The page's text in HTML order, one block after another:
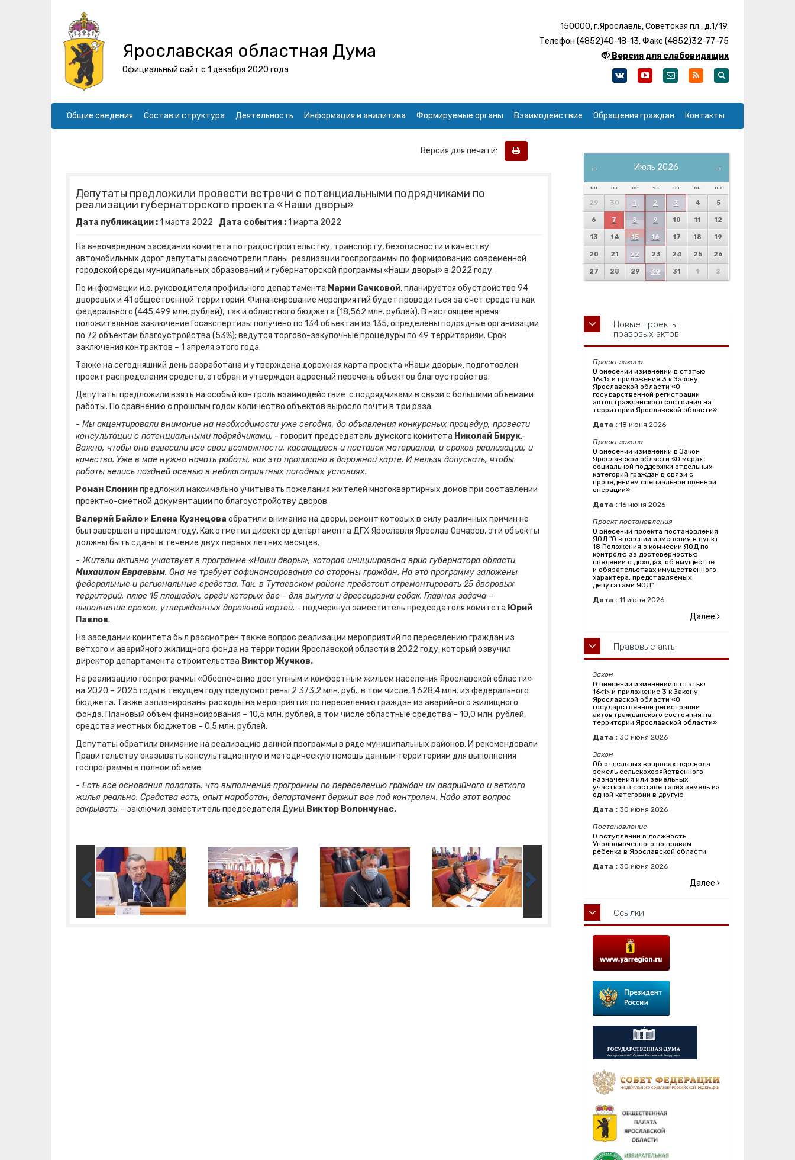
Ярославская областная Дума
Официальный сайт с 1 декабря 2020 года
150000, г.Ярославль, Советская пл., д.1/19.
Телефон (4852)40-18-13, Факс (4852)32-77-75
Версия для слабовидящих
Общие сведения Состав и структура Деятельность Информация и аналитика Формируемые органы Взаимодействие Обращения граждан Контакты
Версия для печати:
Депутаты предложили провести встречи с потенциальными подрядчиками по
реализации губернаторского проекта «Наши дворы»
Дата публикации :1 марта 2022 Дата события :1 марта 2022
На внеочередном заседании комитета по градостроительству, транспорту, безопасности и качеству
автомобильных дорог депутаты рассмотрели планы реализации госпрограммы по формированию современной
городской среды муниципальных образований и губернаторской программы «Наши дворы» в 2022 году.
По информации и.о. руководителя профильного департамента Марии Сачковой, планируется обустройство 94
дворовых и 41 общественной территорий. Финансирование мероприятий будет проводиться за счет средств как
федерального (445,499 млн. рублей), так и областного бюджета (18,562 млн. рублей). В настоящее время
положительное заключение Госэкспертизы получено по 134 объектам из 135, определены подрядные организации
по 72 объектам благоустройства (53%); ведутся торгово-закупочные процедуры по 49 территориям. Срок
заключения контрактов – 1 апреля этого года.
Также на сегодняшний день разработана и утверждена дорожная карта проекта «Наши дворы», подготовлен
проект распределения средств, отобран и утвержден адресный перечень объектов благоустройства.
Депутаты предложили взять на особый контроль взаимодействие с подрядчиками в связи с большими объемами
работы. По сравнению с прошлым годом количество объектов выросло почти в три раза.
- Мы акцентировали внимание на необходимости уже сегодня, до объявления конкурсных процедур, провести
консультации с потенциальными подрядчиками, - говорит председатель думского комитета Николай Бирук.-
Важно, чтобы они взвесили все свои возможности, касающиеся и поставок материалов, и сроков реализации, и
качества. Уже в мае нужно начать работы, как это прописано в дорожной карте. И нельзя допускать, чтобы
работы велись поздней осенью в неблагоприятных погодных условиях.
Роман Слонинпредложил максимально учитывать пожелания жителей многоквартирных домов при составлении
проектно-сметной документации по благоустройству дворов.
Валерий Байлои Елена Кузнецова обратили внимание на дворы, ремонт которых в силу различных причин не
был завершен в прошлом году. Как отметил директор департамента ДГХ Ярославля Ярослав Овчаров, эти объекты
должны быть сданы в течение двух первых летних месяцев.
- Жители активно участвует в программе «Наши дворы», которая инициирована врио губернатора области
Михаилом Евраевым. Она не требует софинансирования со стороны граждан. На это программу заложены
федеральные и региональные средства. Так, в Тутаевском районе предстоит отремонтировать 25 дворовых
территорий, плюс 15 площадок, среди которых две - для выгула и дрессировки собак. Главная задача –
выполнение сроков, утвержденных дорожной картой, - подчеркнул заместитель председателя комитета Юрий
Павлов.
На заседании комитета был рассмотрен также вопрос реализации мероприятий по переселению граждан из
ветхого и аварийного жилищного фонда на территории Ярославской области в 2022 году, который озвучил
директор департамента строительства Виктор Жучков.
На реализацию госпрограммы «Обеспечение доступным и комфортным жильем населения Ярославской области»
на 2020 – 2025 годы в текущем году предусмотрены 2 373,2 млн. руб., в том числе, 1 628,4 млн. из федерального
бюджета. Также запланированы расходы на мероприятия по переселению граждан из аварийного жилищного
фонда. Плановый объем финансирования – 10,5 млн. рублей, в том числе областные средства – 10,0 млн. рублей,
средства местных бюджетов – 0,5 млн. рублей.
Депутаты обратили внимание на реализацию данной программы в ряде муниципальных районов. И рекомендовали
Правительству оказывать консультационную и методическую помощь данным территориям для выполнения
госпрограммы в полном объеме.
- Есть все основания полагать, что выполнение программы по переселению граждан их аварийного и ветхого
жилья реально. Средства есть, опыт наработан, департамент держит все под контролем. Надо этот вопрос
закрывать, - заключил заместитель председателя Думы Виктор Волончунас.
← →
Июль 2026
ПН ВТ СР ЧТ ПТ СБ ВС
29 30 1 2 3 4 5
6 7 8 9 10 11 12
13 14 15 16 17 18 19
20 21 22 23 24 25 26
27 28 29 30 31 1 2
Новые проекты
правовых актов
Проект закона
О внесении изменений в статью
16<1> и приложение 3 к Закону
Ярославской области «О
государственной регистрации
актов гражданского состояния на
территории Ярославской области»
Дата : 18 июня 2026
Проект закона
О внесении изменений в Закон
Ярославской области «О мерах
социальной поддержки отдельных
категорий граждан в связи с
проведением специальной военной
операции»
Дата : 16 июня 2026
Проект постановления
О внесении проекта постановления
ЯОД "О внесении изменения в пункт
18 Положения о комиссии ЯОД по
контролю за достоверностью
сведений о доходах, об имуществе
и обязательствах имущественного
характера, представляемых
депутатами ЯОД"
Дата : 11 июня 2026
Далее
Правовые акты
Закон
О внесении изменений в статью
16<1> и приложение 3 к Закону
Ярославской области «О
государственной регистрации
актов гражданского состояния на
территории Ярославской области»
Дата : 30 июня 2026
Закон
Об отдельных вопросах перевода
земель сельскохозяйственного
назначения или земельных
участков в составе таких земель из
одной категории в другую
Дата : 30 июня 2026
Постановление
О вступлении в должность
Уполномоченного по правам
ребенка в Ярославской области
Дата : 30 июня 2026
Далее
Ссылки